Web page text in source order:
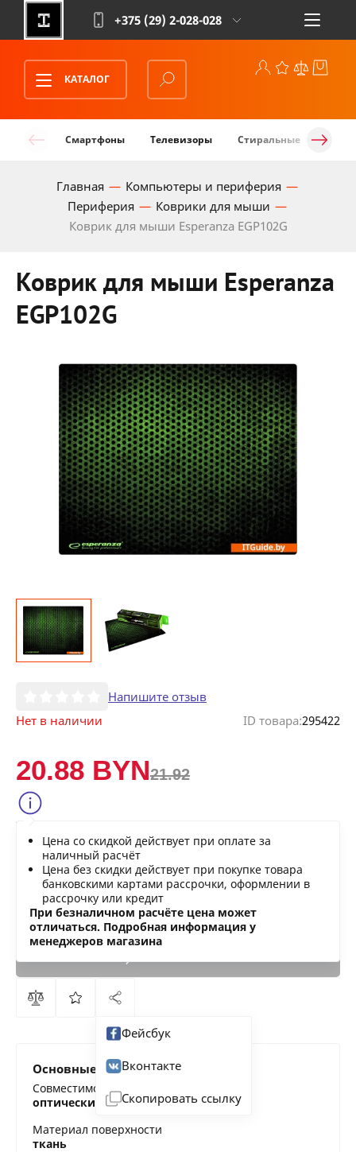
+375 (29) 2-028-028
КАТАЛОГ
Смартфоны Телевизоры Стиральные машины
Главная
Компьютеры и периферия
Периферия
Коврики для мыши
Коврик для мыши Esperanza EGP102G
Коврик для мыши Esperanza
EGP102G
Напишите отзыв
Нет в наличии
ID товара:295422
20.88 BYN21.92
Цена со скидкой действует при оплате за
наличный расчёт
Цена без скидки действует при покупке товара
банковскими картами рассрочки, оформлении в
рассрочку или кредит
При безналичном расчёте цена может
отличаться. Подробная информация у
менеджеров магазина
Нашли дешевле?
Фейсбук
Вконтакте
Скопировать ссылку
Основные характеристики
Совместимость
оптические мыши, лазерные мыши
Материал поверхности
ткань